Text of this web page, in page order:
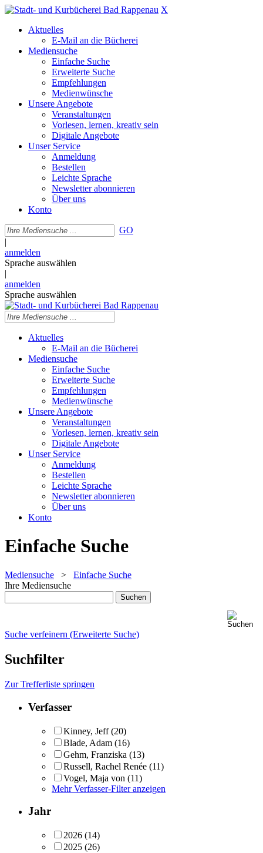
X
Aktuelles
E-Mail an die Bücherei
Mediensuche
Einfache Suche
Erweiterte Suche
Empfehlungen
Medienwünsche
Unsere Angebote
Veranstaltungen
Vorlesen, lernen, kreativ sein
Digitale Angebote
Unser Service
Anmeldung
Bestellen
Leichte Sprache
Newsletter abonnieren
Über uns
Konto
GO
|
anmelden
Sprache auswählen
|
anmelden
Sprache auswählen
Aktuelles
E-Mail an die Bücherei
Mediensuche
Einfache Suche
Erweiterte Suche
Empfehlungen
Medienwünsche
Unsere Angebote
Veranstaltungen
Vorlesen, lernen, kreativ sein
Digitale Angebote
Unser Service
Anmeldung
Bestellen
Leichte Sprache
Newsletter abonnieren
Über uns
Konto
Einfache Suche
Mediensuche > Einfache Suche
Ihre Mediensuche
Suche verfeinern (Erweiterte Suche)
Suchfilter
Zur Trefferliste springen
Verfasser
Kinney, Jeff (20)
Blade, Adam (16)
Gehm, Franziska (13)
Russell, Rachel Renée (11)
Vogel, Maja von (11)
Mehr Verfasser-Filter anzeigen
Jahr
2026 (14)
2025 (26)